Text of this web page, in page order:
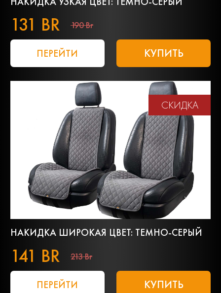
131 BR 190 Br
ПЕРЕЙТИ КУПИТЬ
СКИДКА
НАКИДКА ШИРОКАЯ ЦВЕТ: ТЕМНО-СЕРЫЙ
141 BR 213 Br
ПЕРЕЙТИ КУПИТЬ